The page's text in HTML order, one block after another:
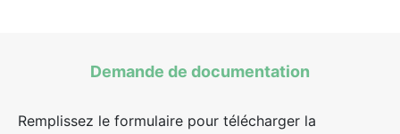
Demande de documentation
Remplissez le formulaire pour télécharger la